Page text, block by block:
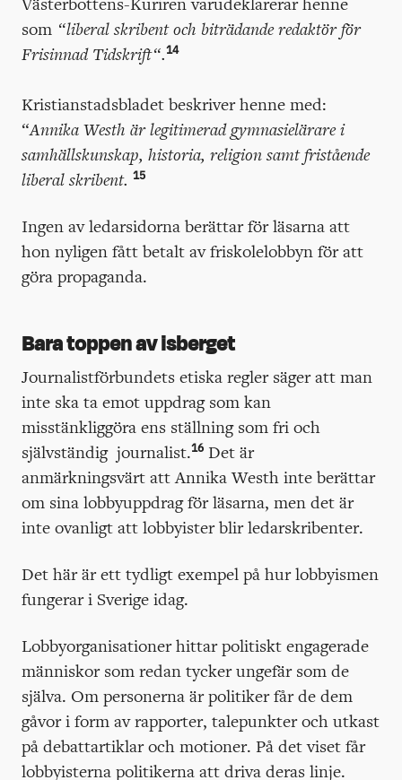
som “liberal skribent och biträdande redaktör för
Frisinnad Tidskrift“.14
Kristianstadsbladet beskriver henne med:
“Annika Westh är legitimerad gymnasielärare i
samhällskunskap, historia, religion samt fristående
liberal skribent. 15
Ingen av ledarsidorna berättar för läsarna att
hon nyligen fått betalt av friskolelobbyn för att
göra propaganda.
Bara toppen av isberget
Journalistförbundets etiska regler säger att man
inte ska ta emot uppdrag som kan
misstänkliggöra ens ställning som fri och
självständig journalist.16 Det är
anmärkningsvärt att Annika Westh inte berättar
om sina lobbyuppdrag för läsarna, men det är
inte ovanligt att lobbyister blir ledarskribenter.
Det här är ett tydligt exempel på hur lobbyismen
fungerar i Sverige idag.
Lobbyorganisationer hittar politiskt engagerade
människor som redan tycker ungefär som de
själva. Om personerna är politiker får de dem
gåvor i form av rapporter, talepunkter och utkast
på debattartiklar och motioner. På det viset får
lobbyisterna politikerna att driva deras linje.